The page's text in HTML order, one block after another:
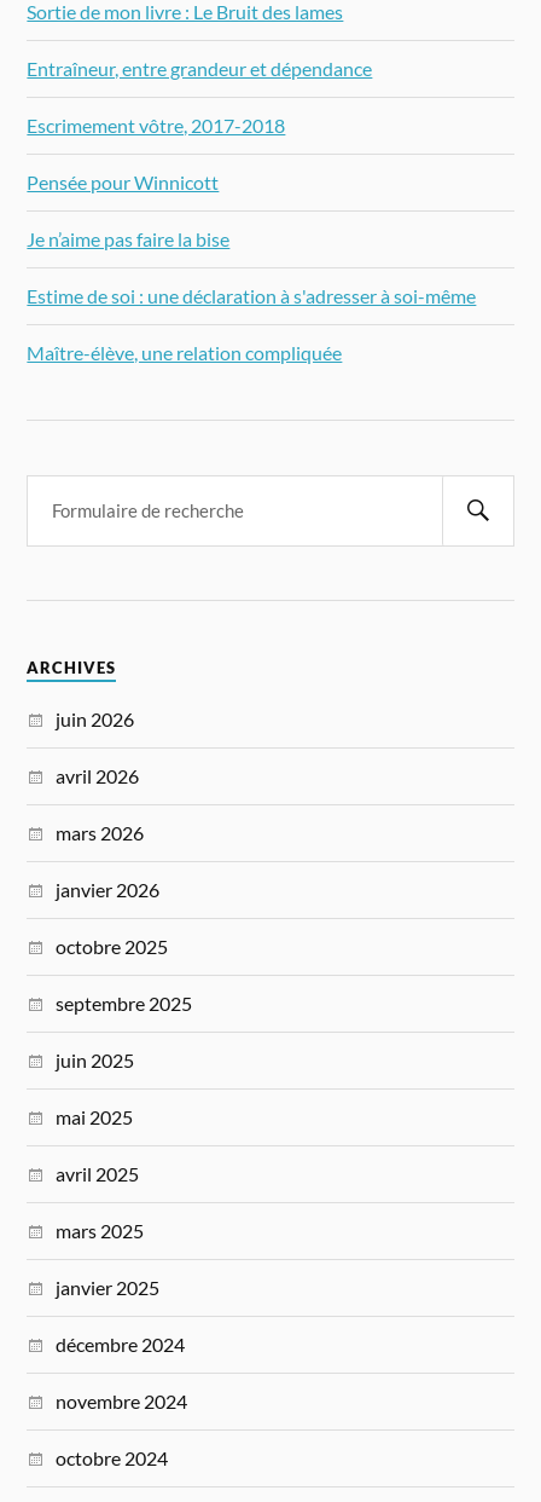
Sortie de mon livre : Le Bruit des lames
Entraîneur, entre grandeur et dépendance
Escrimement vôtre, 2017-2018
Pensée pour Winnicott
Je n’aime pas faire la bise
Estime de soi : une déclaration à s'adresser à soi-même
Maître-élève, une relation compliquée
ARCHIVES
juin 2026
avril 2026
mars 2026
janvier 2026
octobre 2025
septembre 2025
juin 2025
mai 2025
avril 2025
mars 2025
janvier 2025
décembre 2024
novembre 2024
octobre 2024